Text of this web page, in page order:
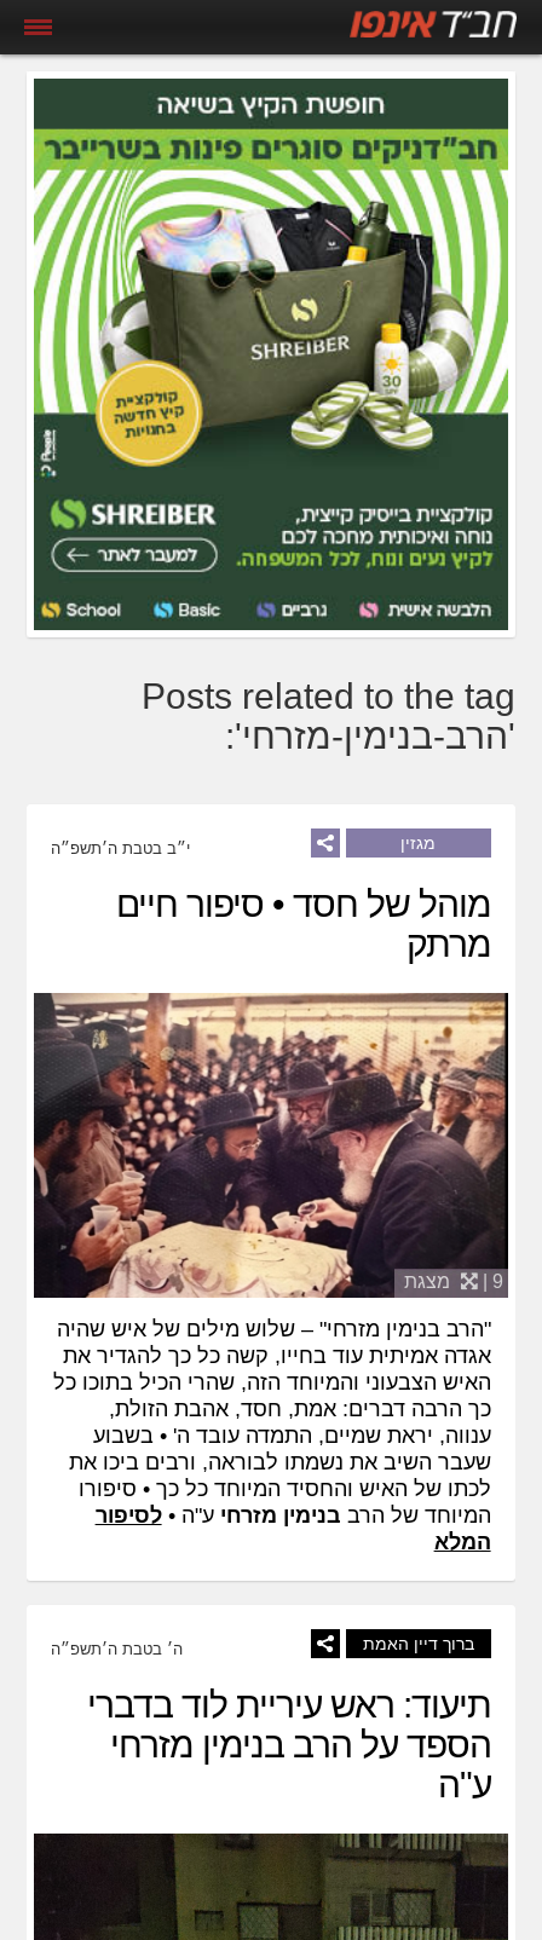
Posts related to the tag
'הרב-בנימין-מזרחי':
מגזין י״ב בטבת ה׳תשפ״ה
מוהל של חסד • סיפור חיים
מרתק
9 | מצגת
"הרב בנימין מזרחי" – שלוש מילים של איש שהיה
אגדה אמיתית עוד בחייו, קשה כל כך להגדיר את
האיש הצבעוני והמיוחד הזה, שהרי הכיל בתוכו כל
כך הרבה דברים: אמת, חסד, אהבת הזולת,
ענווה, יראת שמיים, התמדה עובד ה' • בשבוע
שעבר השיב את נשמתו לבוראה, ורבים ביכו את
לכתו של האיש והחסיד המיוחד כל כך • סיפורו
המיוחד של הרב בנימין מזרחי ע"ה •לסיפור
המלא
ברוך דיין האמת ה׳ בטבת ה׳תשפ״ה
תיעוד: ראש עיריית לוד בדברי
הספד על הרב בנימין מזרחי
ע"ה